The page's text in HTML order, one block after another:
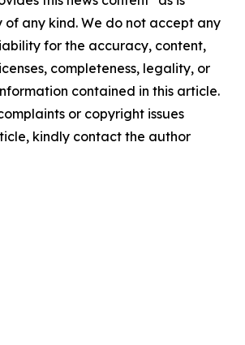
any kind. We do not accept any
for the accuracy, content,
completeness, legality, or
contained in this article.
or copyright issues
kindly contact the author